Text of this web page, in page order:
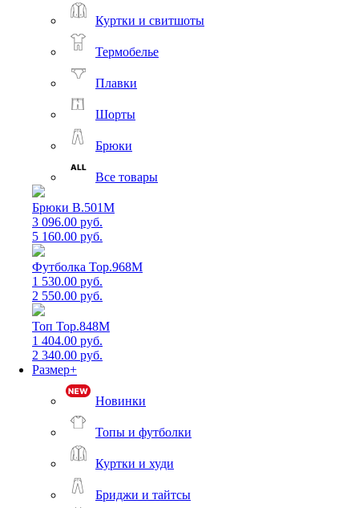
Куртки и свитшоты
Термобелье
Плавки
Шорты
Брюки
Все товары
Брюки B.501M
3 096.00 руб.
5 160.00 руб.
Футболка Top.968M
1 530.00 руб.
2 550.00 руб.
Топ Top.848M
1 404.00 руб.
2 340.00 руб.
Размер+
Новинки
Топы и футболки
Куртки и худи
Бриджи и тайтсы